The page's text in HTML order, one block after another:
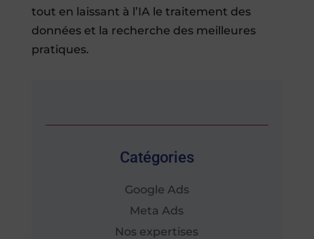
tout en laissant à l’IA le traitement des
données et la recherche des meilleures
pratiques.
Catégories
Google Ads
Meta Ads
Nos expertises